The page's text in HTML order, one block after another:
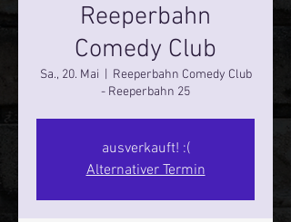
Reeperbahn
Comedy Club
Sa., 20. Mai
Reeperbahn Comedy Club
- Reeperbahn 25
ausverkauft! :(
Alternativer Termin